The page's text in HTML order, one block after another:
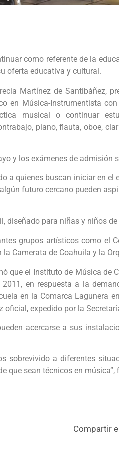
como referente de la
oferta educativa y cultural.
Martínez de Santibáñez,
en Música-Instrumentista
musical o continuar
piano, flauta, oboe,
y los exámenes de admisión
a quienes buscan iniciar en
futuro cercano pueden
diseñado para niñas y niños
grupos artísticos como el
Camerata de Coahuila y la
que el Instituto de Música de
en respuesta a la
en la Comarca Lagunera
expedido por la
acercarse a sus
sobrevivido a diferentes
que sean técnicos en música”,
Compartir